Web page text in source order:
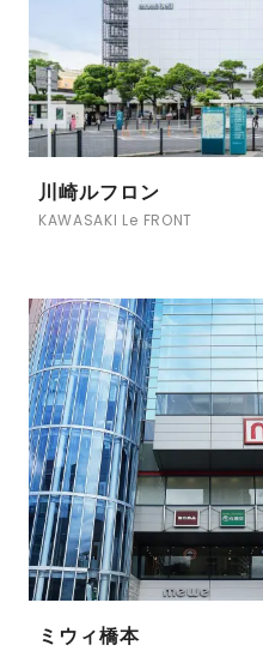
川崎ルフロン
KAWASAKI Le FRONT
ミウィ橋本